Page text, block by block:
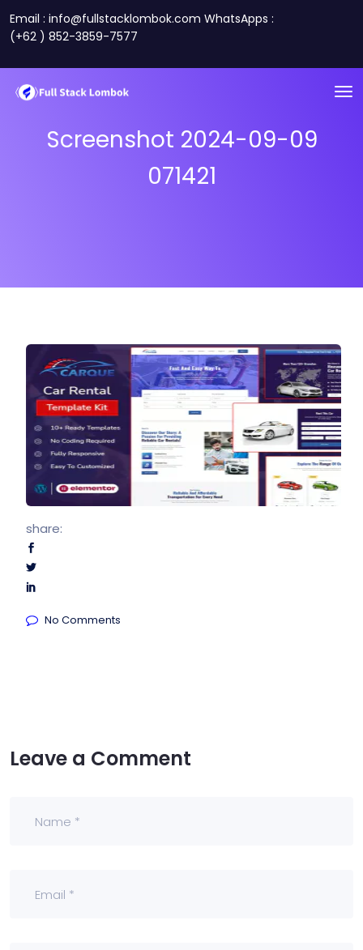
Email : info@fullstacklombok.com WhatsApps :
(+62 ) 852-3859-7577
Screenshot 2024-09-09
071421
share:
No Comments
Leave a Comment